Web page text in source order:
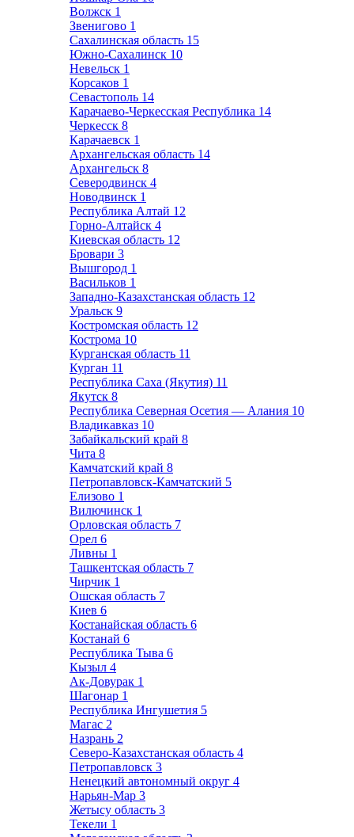
Волжск 1
Звенигово 1
Сахалинская область 15
Южно-Сахалинск 10
Невельск 1
Корсаков 1
Севастополь 14
Карачаево-Черкесская Республика 14
Черкесск 8
Карачаевск 1
Архангельская область 14
Архангельск 8
Северодвинск 4
Новодвинск 1
Республика Алтай 12
Горно-Алтайск 4
Киевская область 12
Бровари 3
Вышгород 1
Васильков 1
Западно-Казахстанская область 12
Уральск 9
Костромская область 12
Кострома 10
Курганская область 11
Курган 11
Республика Саха (Якутия) 11
Якутск 8
Республика Северная Осетия — Алания 10
Владикавказ 10
Забайкальский край 8
Чита 8
Камчатский край 8
Петропавловск-Камчатский 5
Елизово 1
Вилючинск 1
Орловская область 7
Орел 6
Ливны 1
Ташкентская область 7
Чирчик 1
Ошская область 7
Киев 6
Костанайская область 6
Костанай 6
Республика Тыва 6
Кызыл 4
Ак-Довурак 1
Шагонар 1
Республика Ингушетия 5
Магас 2
Назрань 2
Северо-Казахстанская область 4
Петропавловск 3
Ненецкий автономный округ 4
Нарьян-Мар 3
Жетысу область 3
Текели 1